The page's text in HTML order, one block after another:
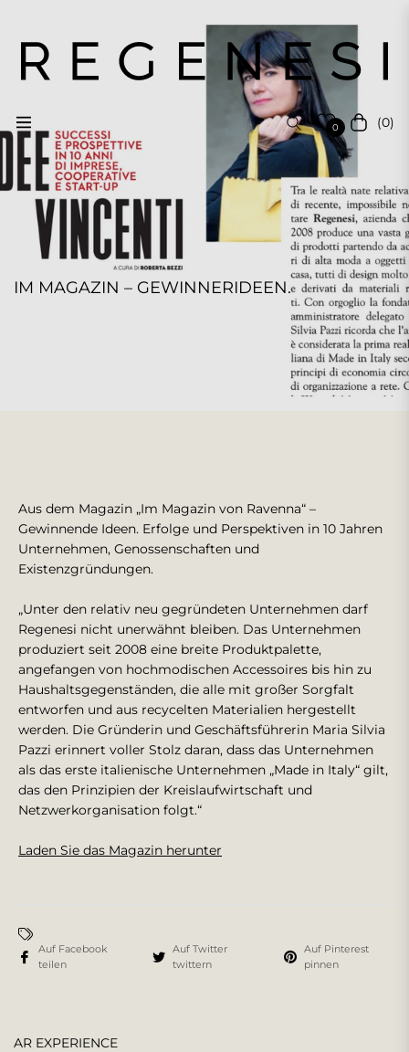
Navigation 0 (0)
IM MAGAZIN – GEWINNERIDEEN.
Aus dem Magazin „Im Magazin von Ravenna“ –
Gewinnende Ideen. Erfolge und Perspektiven in 10 Jahren
Unternehmen, Genossenschaften und
Existenzgründungen.
„Unter den relativ neu gegründeten Unternehmen darf
Regenesi nicht unerwähnt bleiben. Das Unternehmen
produziert seit 2008 eine breite Produktpalette,
angefangen von hochmodischen Accessoires bis hin zu
Haushaltsgegenständen, die alle mit großer Sorgfalt
entworfen und aus recycelten Materialien hergestellt
werden. Die Gründerin und Geschäftsführerin Maria Silvia
Pazzi erinnert voller Stolz daran, dass das Unternehmen
als das erste italienische Unternehmen „Made in Italy“ gilt,
das den Prinzipien der Kreislaufwirtschaft und
Netzwerkorganisation folgt.“
Laden Sie das Magazin herunter
Auf Facebook
teilen
Auf Twitter
twittern
Auf Pinterest
pinnen
AR EXPERIENCE